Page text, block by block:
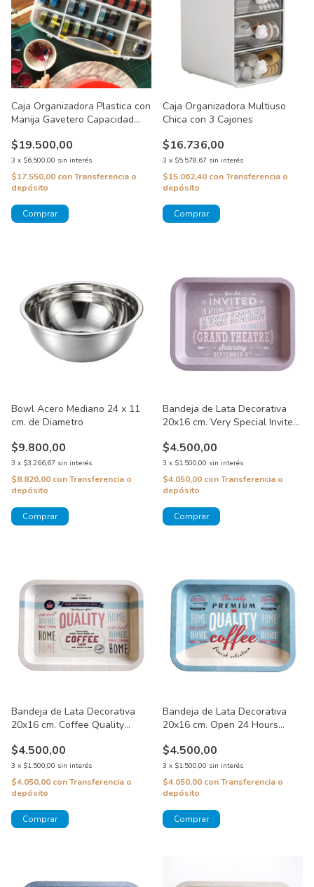
Caja Organizadora Plastica con
Manija Gavetero Capacidad
$19.500,00
3 x $6.500,00 sin interés
$17.550,00 conTransferencia o
depósito
Caja Organizadora Multiuso
Chica con 3 Cajones
$16.736,00
3 x $5.578,67 sin interés
$15.062,40 conTransferencia o
depósito
Bowl Acero Mediano 24 x 11
cm. de Diametro
$9.800,00
3 x $3.266,67 sin interés
$8.820,00 conTransferencia o
depósito
Bandeja de Lata Decorativa
20x16 cm. Very Special Invited
$4.500,00
3 x $1.500,00 sin interés
$4.050,00 conTransferencia o
depósito
Bandeja de Lata Decorativa
20x16 cm. Coffee Quality
$4.500,00
3 x $1.500,00 sin interés
$4.050,00 conTransferencia o
depósito
Bandeja de Lata Decorativa
20x16 cm. Open 24 Hours
$4.500,00
3 x $1.500,00 sin interés
$4.050,00 conTransferencia o
depósito